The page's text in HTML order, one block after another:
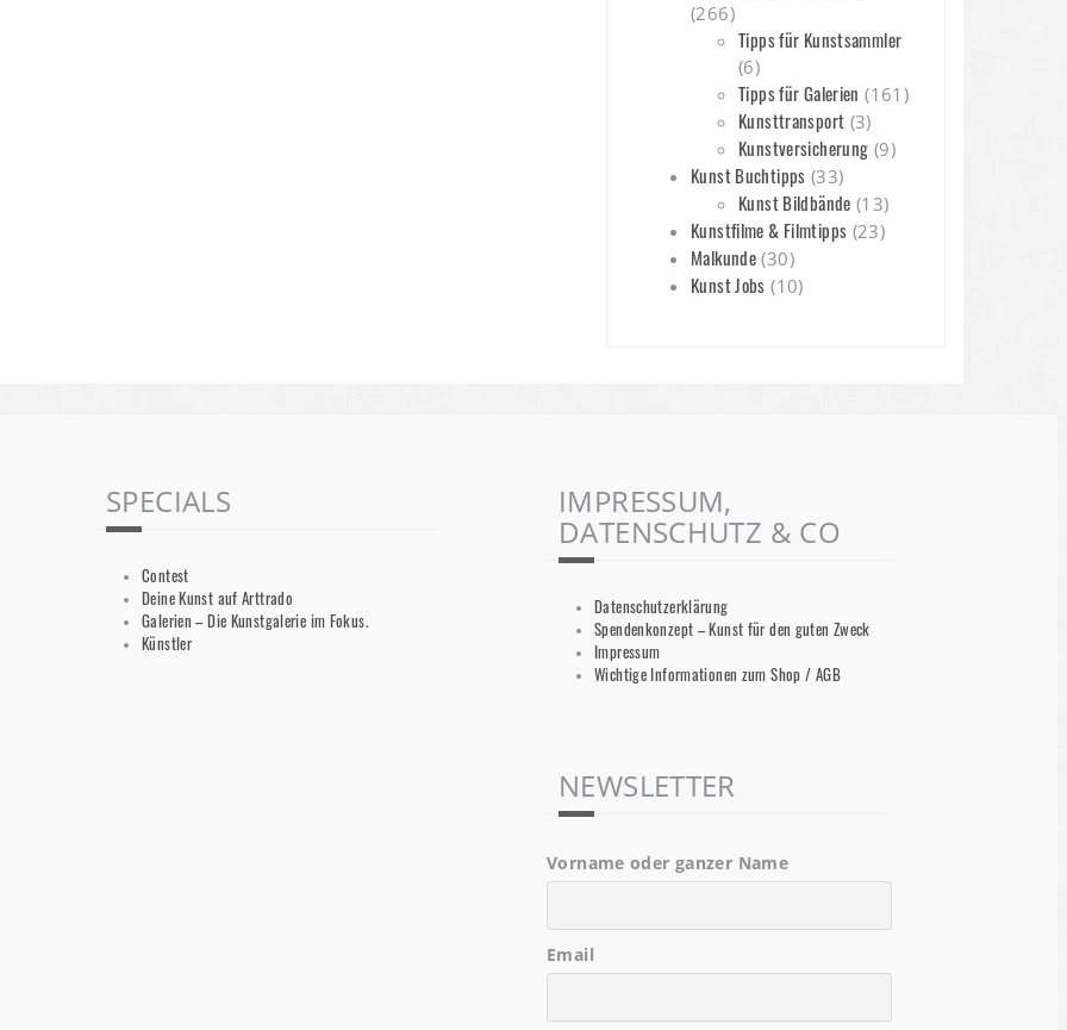
(266)
Tipps für Kunstsammler
(6)
Tipps für Galerien (161)
Kunsttransport (3)
Kunstversicherung (9)
Kunst Buchtipps (33)
Kunst Bildbände (13)
Kunstfilme & Filmtipps (23)
Malkunde (30)
Kunst Jobs (10)
SPECIALS
Contest
Deine Kunst auf Arttrado
Galerien – Die Kunstgalerie im Fokus.
Künstler
IMPRESSUM,
DATENSCHUTZ & CO
Datenschutzerklärung
Spendenkonzept – Kunst für den guten Zweck
Impressum
Wichtige Informationen zum Shop / AGB
NEWSLETTER
Vorname oder ganzer Name
Email